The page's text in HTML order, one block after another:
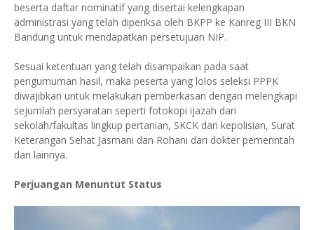
beserta daftar nominatif yang disertai kelengkapan
administrasi yang telah diperiksa oleh BKPP ke Kanreg III BKN
Bandung untuk mendapatkan persetujuan NIP.
Sesuai ketentuan yang telah disampaikan pada saat
pengumuman hasil, maka peserta yang lolos seleksi PPPK
diwajibkan untuk melakukan pemberkasan dengan melengkapi
sejumlah persyaratan seperti fotokopi ijazah dari
sekolah/fakultas lingkup pertanian, SKCK dari kepolisian, Surat
Keterangan Sehat Jasmani dan Rohani dari dokter pemerintah
dan lainnya.
Perjuangan Menuntut Status